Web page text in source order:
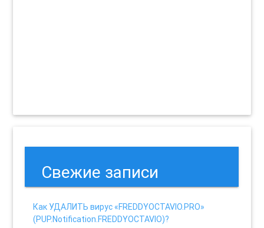
Свежие записи
Как УДАЛИТЬ вирус «FREDDYOCTAVIO.PRO»
(PUP.Notification.FREDDYOCTAVIO)?